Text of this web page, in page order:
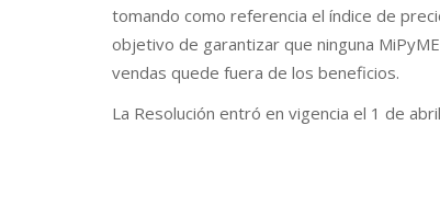
tomando como referencia el índice de
objetivo de garantizar que ninguna
vendas quede fuera de los beneficios.
La Resolución entró en vigencia el 1 de